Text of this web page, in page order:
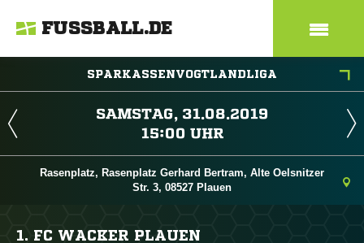
FUSSBALL.DE
SPARKASSENVOGTLANDLIGA
 
 
Rasenplatz, Rasenplatz Gerhard Bertram, Alte Oelsnitzer
Str. 3, 08527 Plauen
1. FC WACKER PLAUEN